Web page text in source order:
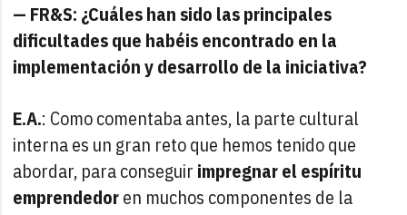
— FR&S: ¿Cuáles han sido las principales
dificultades que habéis encontrado en la
implementación y desarrollo de la iniciativa?
E.A.: Como comentaba antes, la parte cultural
interna es un gran reto que hemos tenido que
abordar, para conseguir impregnar el espíritu
emprendedoren muchos componentes de la